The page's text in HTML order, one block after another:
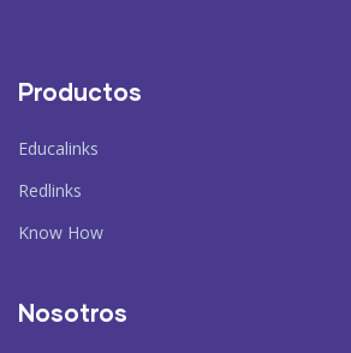
Productos
Educalinks
Redlinks
Know How
Nosotros